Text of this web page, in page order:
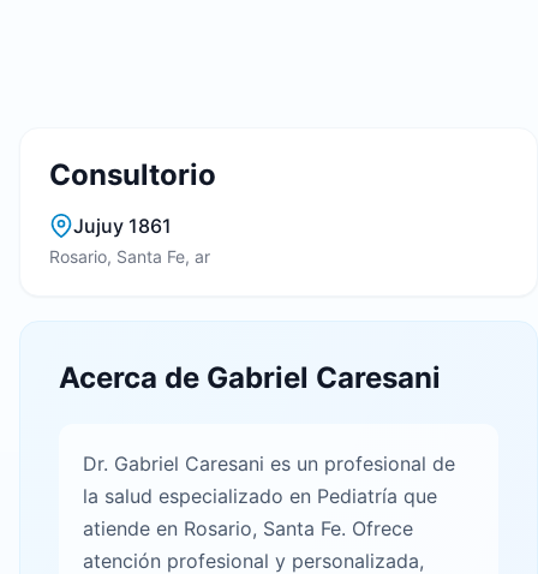
Consultorio
Jujuy 1861
Rosario, Santa Fe, ar
Acerca de Gabriel Caresani
Dr. Gabriel Caresani es un profesional de
la salud especializado en Pediatría que
atiende en Rosario, Santa Fe. Ofrece
atención profesional y personalizada,